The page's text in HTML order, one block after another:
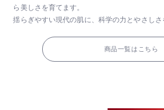
ら美しさを育てます。
揺らぎやすい現代の肌に、科学の力とやさしさ
商品一覧はこちら